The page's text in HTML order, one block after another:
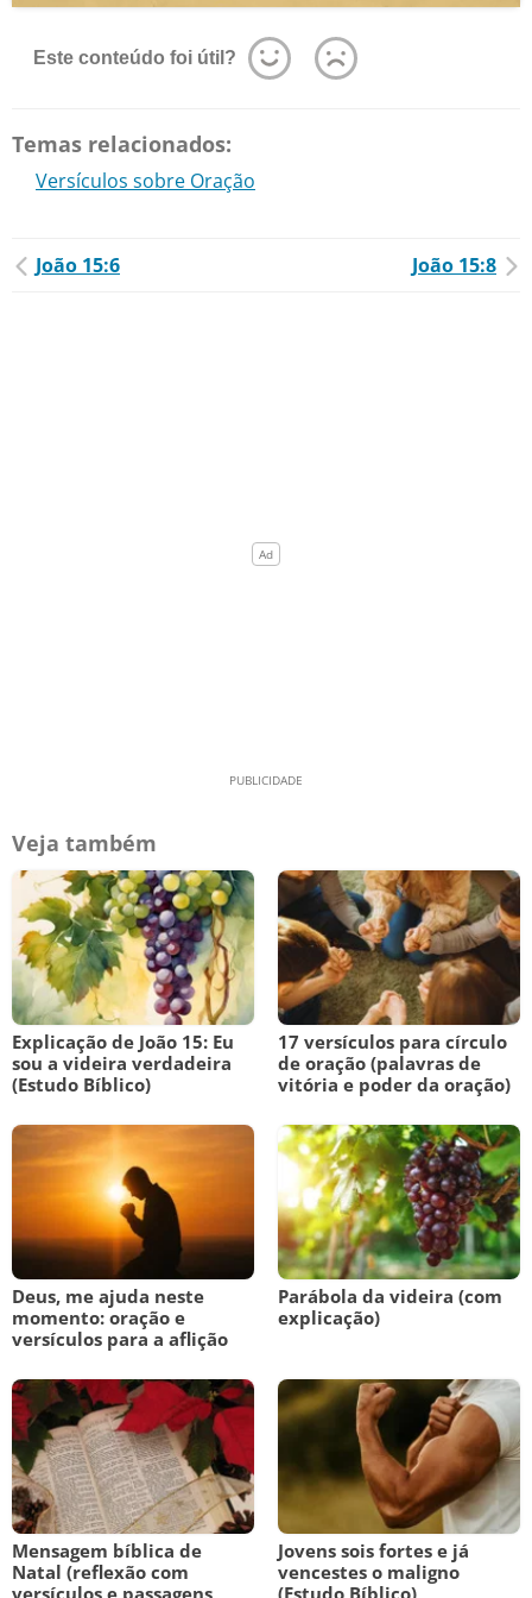
Este conteúdo foi útil?
Temas relacionados:
Versículos sobre Oração
João 15:6 João 15:8
Veja também
Explicação de João 15: Eu
sou a videira verdadeira
(Estudo Bíblico)
17 versículos para círculo
de oração (palavras de
vitória e poder da oração)
Deus, me ajuda neste
momento: oração e
versículos para a aflição
Parábola da videira (com
explicação)
Mensagem bíblica de
Natal (reflexão com
versículos e passagens
Jovens sois fortes e já
vencestes o maligno
(Estudo Bíblico)